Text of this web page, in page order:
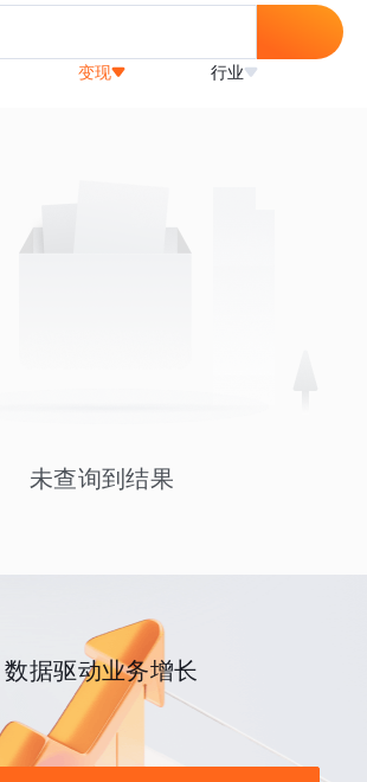
变现 行业
未查询到结果
数据驱动业务增长